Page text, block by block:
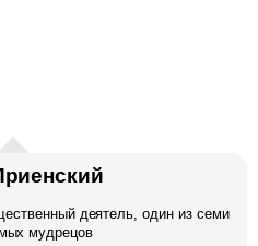
деятель, один из семи
мудрецов